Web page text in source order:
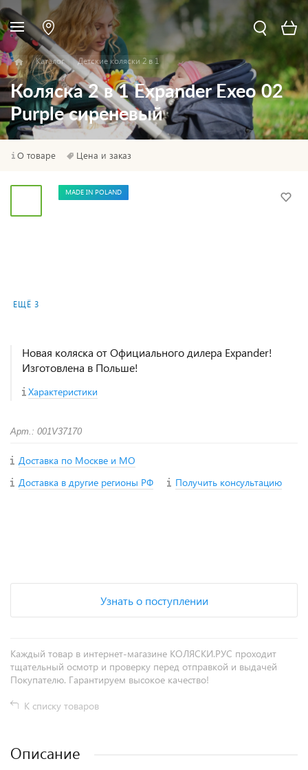
Каталог Детские коляски 2 в 1
Коляска 2 в 1 Expander Exeo 02
Purple сиреневый
О товаре Цена и заказ
ЕЩЁ 3
MADE IN POLAND
Новая коляска от Официального дилера Expander!
Изготовлена в Польше!
Характеристики
Арт.: 001V37170
Доставка по Москве и МО
Доставка в другие регионы РФ
Получить консультацию
Узнать о поступлении
Каждый товар в интернет-магазине КОЛЯСКИ.РУС проходит
тщательный осмотр и проверку перед отправкой и выдачей
Покупателю. Гарантируем высокое качество!
К списку товаров
Описание